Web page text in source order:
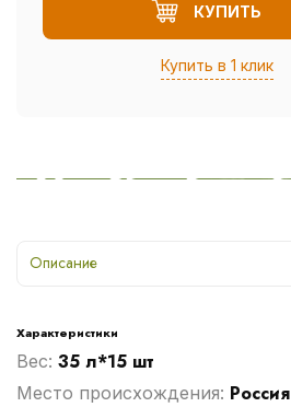
КУПИТЬ
Купить в 1 клик
Описание
Характеристики
Вес: 35 л*15 шт
Место происхождения: Россия